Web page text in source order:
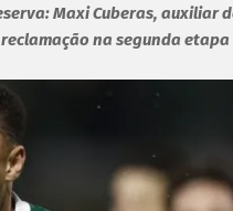
Maxi Cuberas, auxiliar
na segunda etapa